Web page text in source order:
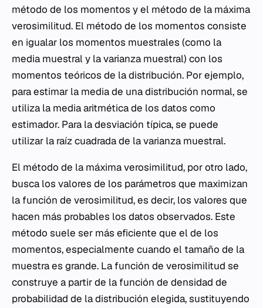
método de los momentos y el método de la máxima
verosimilitud. El método de los momentos consiste
en igualar los momentos muestrales (como la
media muestral y la varianza muestral) con los
momentos teóricos de la distribución. Por ejemplo,
para estimar la media de una distribución normal, se
utiliza la media aritmética de los datos como
estimador. Para la desviación típica, se puede
utilizar la raíz cuadrada de la varianza muestral.
El método de la máxima verosimilitud, por otro lado,
busca los valores de los parámetros que maximizan
la función de verosimilitud, es decir, los valores que
hacen más probables los datos observados. Este
método suele ser más eficiente que el de los
momentos, especialmente cuando el tamaño de la
muestra es grande. La función de verosimilitud se
construye a partir de la función de densidad de
probabilidad de la distribución elegida, sustituyendo